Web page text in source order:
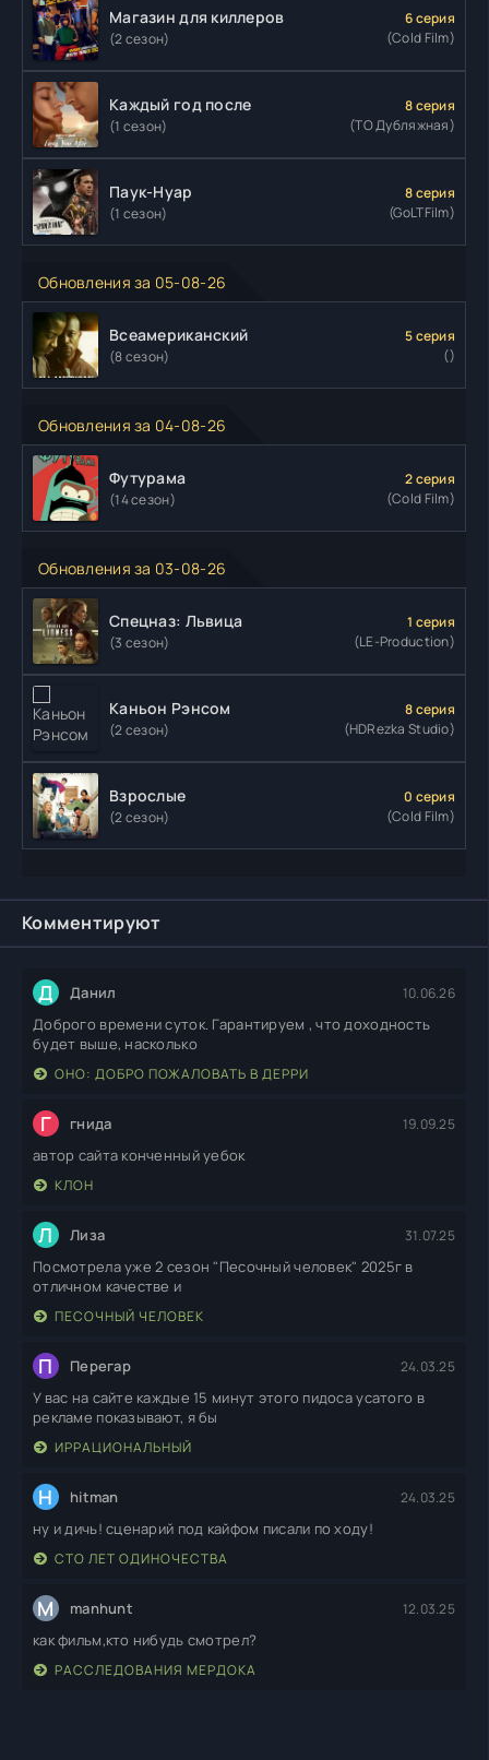
Магазин для киллеров
(2 сезон)
6 серия
(Cold Film)
Каждый год после
(1 сезон)
8 серия
(ТО Дубляжная)
Паук-Нуар
(1 сезон)
8 серия
(GoLTFilm)
Обновления за 05-08-26
Всеамериканский
(8 сезон)
5 серия
()
Обновления за 04-08-26
Футурама
(14 сезон)
2 серия
(Cold Film)
Обновления за 03-08-26
Спецназ: Львица
(3 сезон)
1 серия
(LE-Production)
Каньон Рэнсом
(2 сезон)
8 серия
(HDRezka Studio)
Взрослые
(2 сезон)
0 серия
(Cold Film)
Комментируют
Д Данил 10.06.26
Доброго времени суток. Гарантируем , что доходность
будет выше, насколько
ОНО: ДОБРО ПОЖАЛОВАТЬ В ДЕРРИ
Г гнида 19.09.25
автор сайта конченный уебок
КЛОН
Л Лиза 31.07.25
Посмотрела уже 2 сезон "Песочный человек" 2025г в
отличном качестве и
ПЕСОЧНЫЙ ЧЕЛОВЕК
П Перегар 24.03.25
У вас на сайте каждые 15 минут этого пидоса усатого в
рекламе показывают, я бы
ИРРАЦИОНАЛЬНЫЙ
H hitman 24.03.25
ну и дичь! сценарий под кайфом писали по ходу!
СТО ЛЕТ ОДИНОЧЕСТВА
M manhunt 12.03.25
как фильм,кто нибудь смотрел?
РАССЛЕДОВАНИЯ МЕРДОКА